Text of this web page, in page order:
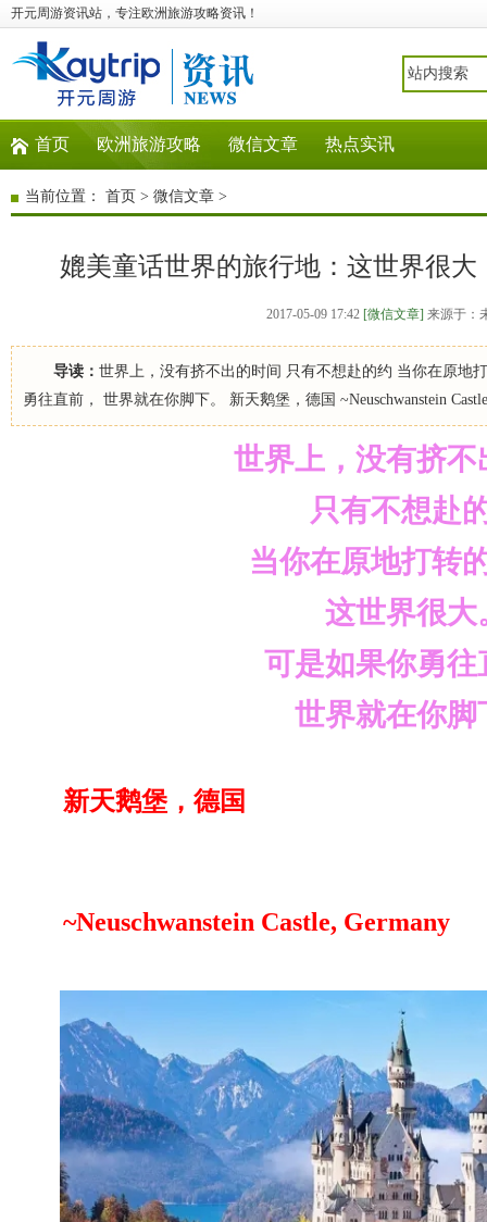
开元周游资讯站，专注欧洲旅游攻略资讯！
首页 欧洲旅游攻略 微信文章 热点实讯
当前位置： 首页 > 微信文章 >
媲美童话世界的旅行地：这世界很
2017-05-09 17:42 [微信文章] 来源于：
导读： 世界上，没有挤不出的时间 只有不想赴的约 当你在原地
勇往直前， 世界就在你脚下。 新天鹅堡，德国 ~Neuschwanstein
世界上，没有挤不
只有不想赴
当你在原地打转
这世界很大
可是如果你勇往
世界就在你脚
新天鹅堡，德国
~Neuschwanstein Castle, Germany